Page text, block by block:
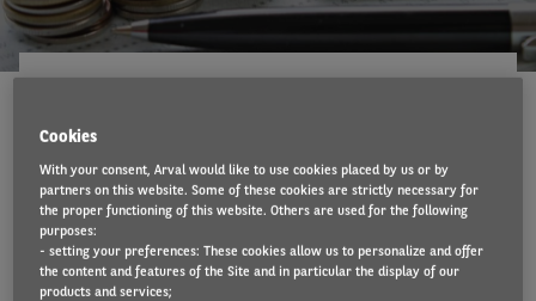
Nu 2023 begint, deelt het Arval Mobility
Observatory graag een synthese van de wijzigingen
Bestuurders
Cookies
With your consent, Arval would like to use cookies placed by us or by
partners on this website. Some of these cookies are strictly necessary for
the proper functioning of this website. Others are used for the following
purposes:
- setting your preferences: These cookies allow us to personalize and offer
the content and features of the Site and in particular the display of our
products and services;